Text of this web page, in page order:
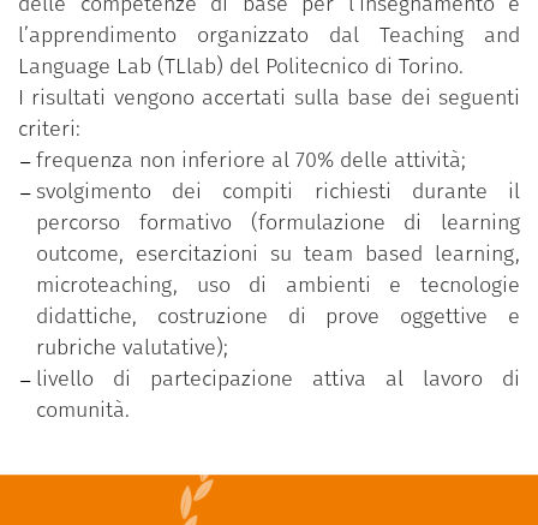
l’apprendimento organizzato dal Teaching and
Language Lab (TLlab) del Politecnico di Torino.
I risultati vengono accertati sulla base dei seguenti
criteri:
frequenza non inferiore al 70% delle attività;
svolgimento dei compiti richiesti durante il
percorso formativo (formulazione di learning
outcome, esercitazioni su team based learning,
microteaching, uso di ambienti e tecnologie
didattiche, costruzione di prove oggettive e
rubriche valutative);
livello di partecipazione attiva al lavoro di
comunità.